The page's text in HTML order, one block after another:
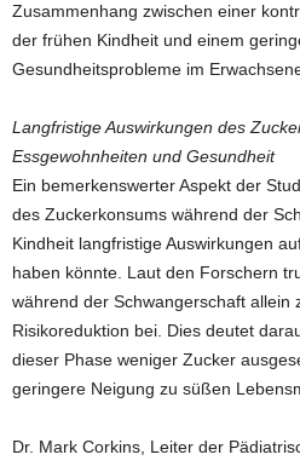
Zusammenhang zwischen einer
der frühen Kindheit und einem
Gesundheitsprobleme im
Langfristige Auswirkungen des
Essgewohnheiten und Gesundheit
Ein bemerkenswerter Aspekt der
des Zuckerkonsums während der
Kindheit langfristige Auswirkungen
haben könnte. Laut den Forschern
während der Schwangerschaft allein
Risikoreduktion bei. Dies deutet
dieser Phase weniger Zucker
geringere Neigung zu süßen
Dr. Mark Corkins, Leiter der